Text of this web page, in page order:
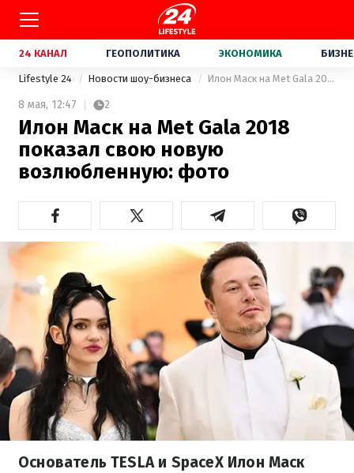
24 КАНАЛ ГЕОПОЛИТИКА ЭКОНОМИКА
Lifestyle 24 Новости шоу-бизнеса Илон Маск на Met Gala 2018 показал свою новую возлюбленную: фото
8 мая, 12:47 2
Илон Маск на Met Gala 2018
показал свою новую
возлюбленную: фото
Основатель TESLA и SpaceX Илон Маск